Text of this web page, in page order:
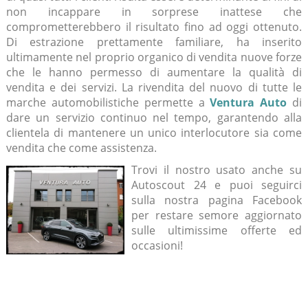
non incappare in sorprese inattese che
comprometterebbero il risultato fino ad oggi ottenuto.
Di estrazione prettamente familiare, ha inserito
ultimamente nel proprio organico di vendita nuove forze
che le hanno permesso di aumentare la qualità di
vendita e dei servizi. La rivendita del nuovo di tutte le
marche automobilistiche permette aVentura Auto di
dare un servizio continuo nel tempo, garantendo alla
clientela di mantenere un unico interlocutore sia come
vendita che come assistenza.
Trovi il nostro usato anche su
Autoscout 24 e puoi seguirci
sulla nostra pagina Facebook
per restare semore aggiornato
sulle ultimissime offerte ed
occasioni!